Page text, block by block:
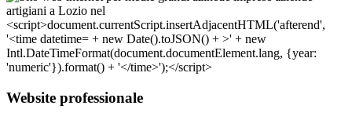
Website professionale